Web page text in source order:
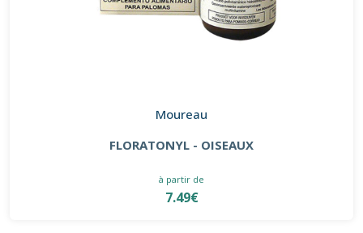
Moureau
FLORATONYL - OISEAUX
à partir de
7.49€